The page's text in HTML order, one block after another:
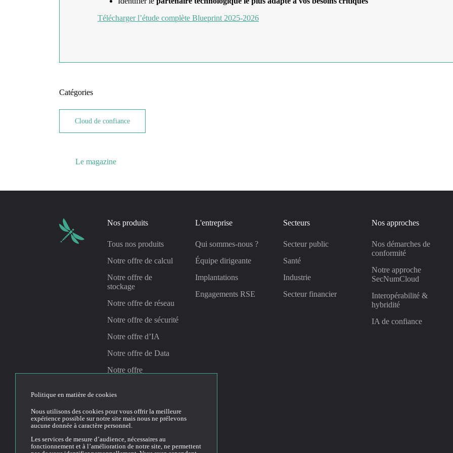
Télécharger l’étude complète Blueprint 2025-2026
Catégories
Cloud de confiance
Le magazine
Nos produits
Tous nos produits
Notre offre de calcul
Notre offre de
stockage
Notre offre de réseau
Notre offre de sécurité
Notre offre d’IA
Notre offre de Data
Notre offre
L'entreprise
Qui sommes-nous ?
Équipe dirigeante
Implantations
Engagements RSE
Secteurs
Secteur public
Santé
Industrie
Secteur financier
Nos approches
Nos démarches de
conformité
Notre approche
SecNumCloud
Interopérabilité &
hybridité
IA de confiance
LinkedinYoutube
Politique en matière de cookies
Nous utilisons des cookies pour vous offrir la meilleure
expérience possible sur notre site mais nous ne prélevons
aucune donnée à caractère personnel.
Les services de mesure d’audience, nécessaires au
fonctionnement et à l’amélioration de notre site, ne permettent